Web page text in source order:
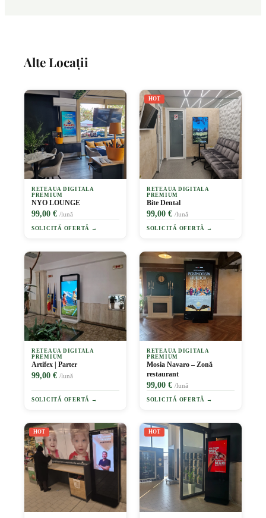
Alte Locații
RETEAUA DIGITALA
PREMIUM
NYO LOUNGE
99,00 € /lună
SOLICITĂ OFERTĂ →
HOT
RETEAUA DIGITALA
PREMIUM
Bite Dental
99,00 € /lună
SOLICITĂ OFERTĂ →
RETEAUA DIGITALA
PREMIUM
Artifex | Parter
99,00 € /lună
SOLICITĂ OFERTĂ →
RETEAUA DIGITALA
PREMIUM
Mosia Navaro – Zonă
restaurant
99,00 € /lună
SOLICITĂ OFERTĂ →
HOT HOT